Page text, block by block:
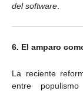
del software
6. El amparo
La reciente
entre